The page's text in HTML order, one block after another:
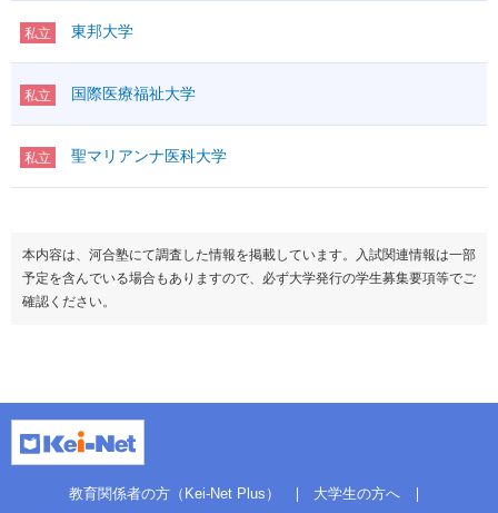
私立 東邦大学
私立 国際医療福祉大学
私立 聖マリアンナ医科大学
本内容は、河合塾にて調査した情報を掲載しています。入試関連情報は一部
予定を含んでいる場合もありますので、必ず大学発行の学生募集要項等でご
確認ください。
教育関係者の方（Kei-Net Plus） 大学生の方へ